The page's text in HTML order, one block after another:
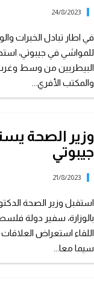
24/8/2023
في اطار تبادل الخبرات
للمواشي في جيبوتي،
البيطريين من وسط وغرب
والمكتب الأفري...
وزير الصحة
جيبوتي
21/8/2023
استقبل وزير الصحة
بالوزارة، سفير دولة
اللقاء استعراض
سيما معا...